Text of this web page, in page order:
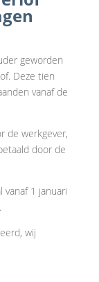
geworden
Deze tien
vanaf de
de werkgever,
door de
1 januari
wij